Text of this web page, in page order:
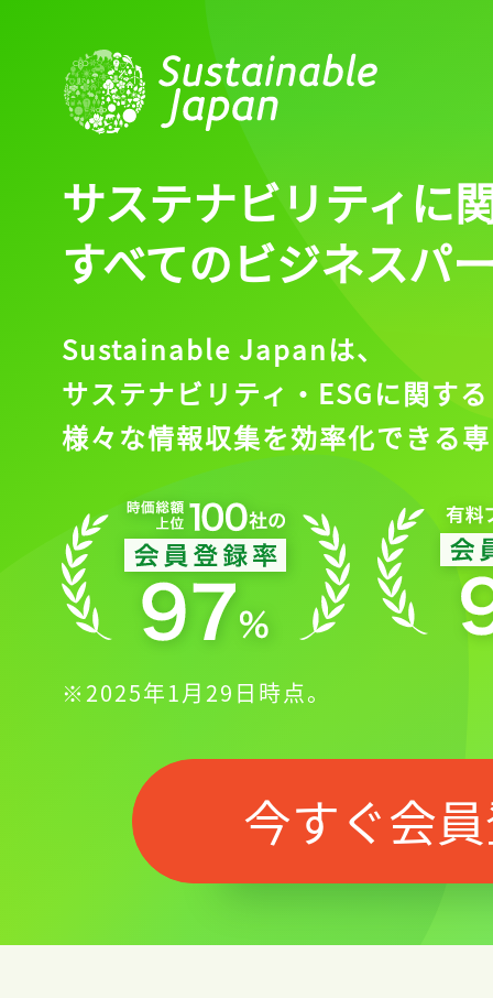
会員登録
サステナビリティに
すべてのビジネスパ
Sustainable Japanは、
サステナビリティ・ESGに関する
様々な情報収集を効率化できる
※2025年1月29日時点。
今すぐ会